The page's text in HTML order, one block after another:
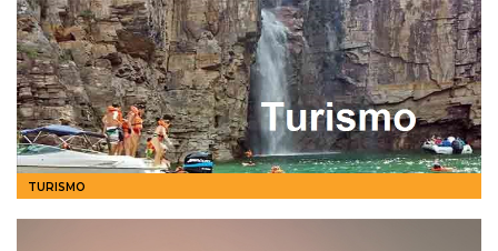
TURISMO